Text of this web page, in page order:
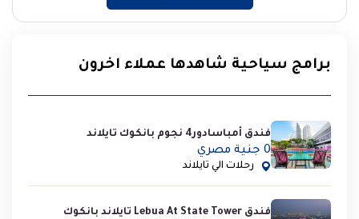
برامج سياحية شاهدها عملاء اخرون
فندق أمباسادور4 نجوم بانكوك تايلاند
0 جنية مصري
رحلات الي تايلاند
فندق Lebua At State Tower تايلاند بانكوك